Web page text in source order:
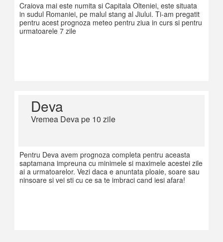
Craiova mai este numita si Capitala Olteniei, este situata
in sudul Romaniei, pe malul stang al Jiului. Ti-am pregatit
pentru acest prognoza meteo pentru ziua in curs si pentru
urmatoarele 7 zile
Deva
Vremea Deva pe 10 zile
Pentru Deva avem prognoza completa pentru aceasta
saptamana impreuna cu minimele si maximele acestei zile
ai a urmatoarelor. Vezi daca e anuntata ploaie, soare sau
ninsoare si vei sti cu ce sa te imbraci cand iesi afara!